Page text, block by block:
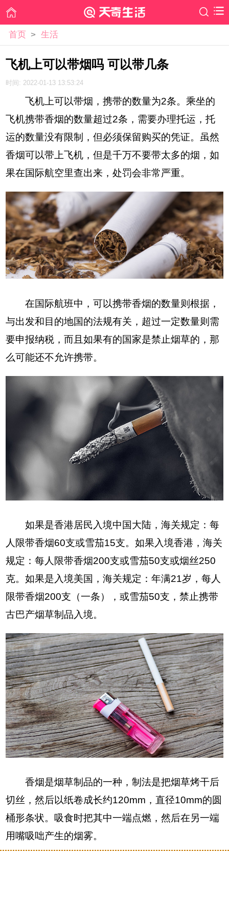
首页 > 生活
飞机上可以带烟吗 可以带几条
时间: 2022-01-13 13:53:24
飞机上可以带烟，携带的数量为2条。乘坐的
飞机携带香烟的数量超过2条，需要办理托运，托
运的数量没有限制，但必须保留购买的凭证。虽然
香烟可以带上飞机，但是千万不要带太多的烟，如
果在国际航空里查出来，处罚会非常严重。
在国际航班中，可以携带香烟的数量则根据，
与出发和目的地国的法规有关，超过一定数量则需
要申报纳税，而且如果有的国家是禁止烟草的，那
么可能还不允许携带。
如果是香港居民入境中国大陆，海关规定：每
人限带香烟60支或雪茄15支。如果入境香港，海关
规定：每人限带香烟200支或雪茄50支或烟丝250
克。如果是入境美国，海关规定：年满21岁，每人
限带香烟200支（一条），或雪茄50支，禁止携带
古巴产烟草制品入境。
香烟是烟草制品的一种，制法是把烟草烤干后
切丝，然后以纸卷成长约120mm，直径10mm的圆
桶形条状。吸食时把其中一端点燃，然后在另一端
用嘴吸咄产生的烟雾。